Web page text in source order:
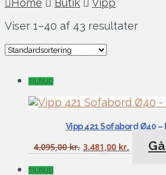
Home
Butik
Vipp
Viser 1–40 af 43 resultater
TILBUD
Vipp 421 Sofabord Ø40 –
4.095,00kr. 3.481,00 kr.
TILBUD